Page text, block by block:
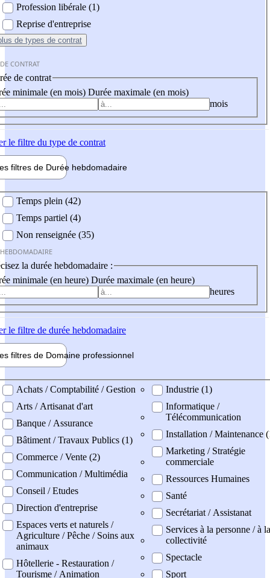
Profession libérale (1)
Reprise d'entreprise
de types de contrat
CONTRAT
de contrat
minimale (en mois) Durée maximale (en mois)
mois
le filtre du type de contrat
filtres de Durée hebdomadaire
Temps plein (42)
Temps partiel (4)
Non renseignée (35)
la durée hebdomadaire :
minimale (en heure) Durée maximale (en heure)
heures
le filtre de durée hebdomadaire
filtres de Domaine professionnel
professionel
Achats / Comptabilité / Gestion
Arts / Artisanat d'art
Banque / Assurance
Bâtiment / Travaux Publics (1)
Commerce / Vente (2)
Communication / Multimédia
Conseil / Etudes
Direction d'entreprise
Espaces verts et naturels /
Agriculture / Pêche / Soins aux
animaux
Hôtellerie - Restauration /
Tourisme / Animation
Industrie (1)
Informatique /
Télécommunication
Installation / Maintenance
Marketing / Stratégie
commerciale
Ressources Humaines
Santé
Secrétariat / Assistanat
Services à la personne / à la
collectivité
Spectacle
Sport